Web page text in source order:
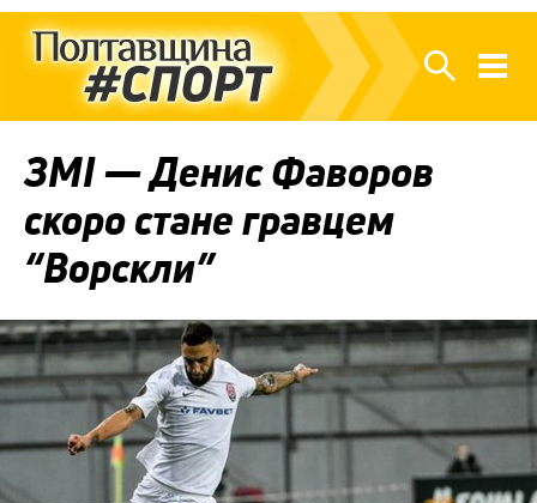
ЗМІ — Денис Фаворов
скоро стане гравцем
“Ворскли”